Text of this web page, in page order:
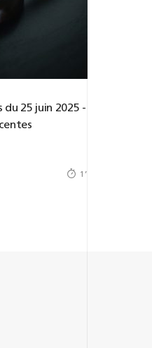
du 25 juin 2025 -
1’